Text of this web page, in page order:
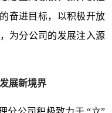
奋进目标，以积极开放
为分公司的发展注入源
展新境界